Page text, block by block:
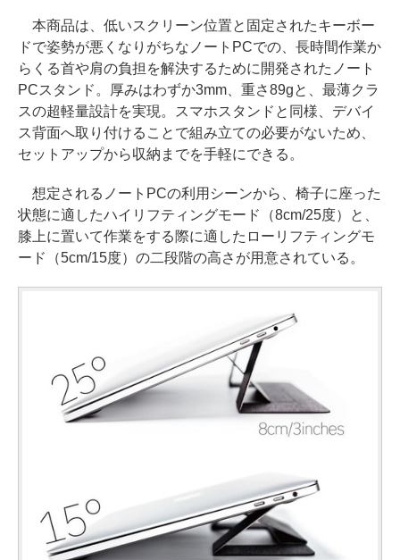
本商品は、低いスクリーン位置と固定されたキーボー
ドで姿勢が悪くなりがちなノートPCでの、長時間作業か
らくる首や肩の負担を解決するために開発されたノート
PCスタンド。厚みはわずか3mm、重さ89gと、最薄クラ
スの超軽量設計を実現。スマホスタンドと同様、デバイ
ス背面へ取り付けることで組み立ての必要がないため、
セットアップから収納までを手軽にできる。
想定されるノートPCの利用シーンから、椅子に座った
状態に適したハイリフティングモード（8cm/25度）と、
膝上に置いて作業をする際に適したローリフティングモ
ード（5cm/15度）の二段階の高さが用意されている。